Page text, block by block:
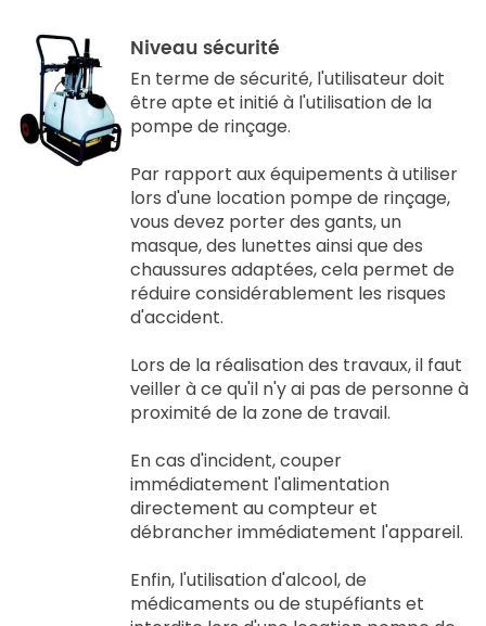
Niveau sécurité
En terme de sécurité, l'utilisateur doit
être apte et initié à l'utilisation de la
pompe de rinçage.
Par rapport aux équipements à utiliser
lors d'une location pompe de rinçage,
vous devez porter des gants, un
masque, des lunettes ainsi que des
chaussures adaptées, cela permet de
réduire considérablement les risques
d'accident.
Lors de la réalisation des travaux, il faut
veiller à ce qu'il n'y ai pas de personne à
proximité de la zone de travail.
En cas d'incident, couper
immédiatement l'alimentation
directement au compteur et
débrancher immédiatement l'appareil.
Enfin, l'utilisation d'alcool, de
médicaments ou de stupéfiants et